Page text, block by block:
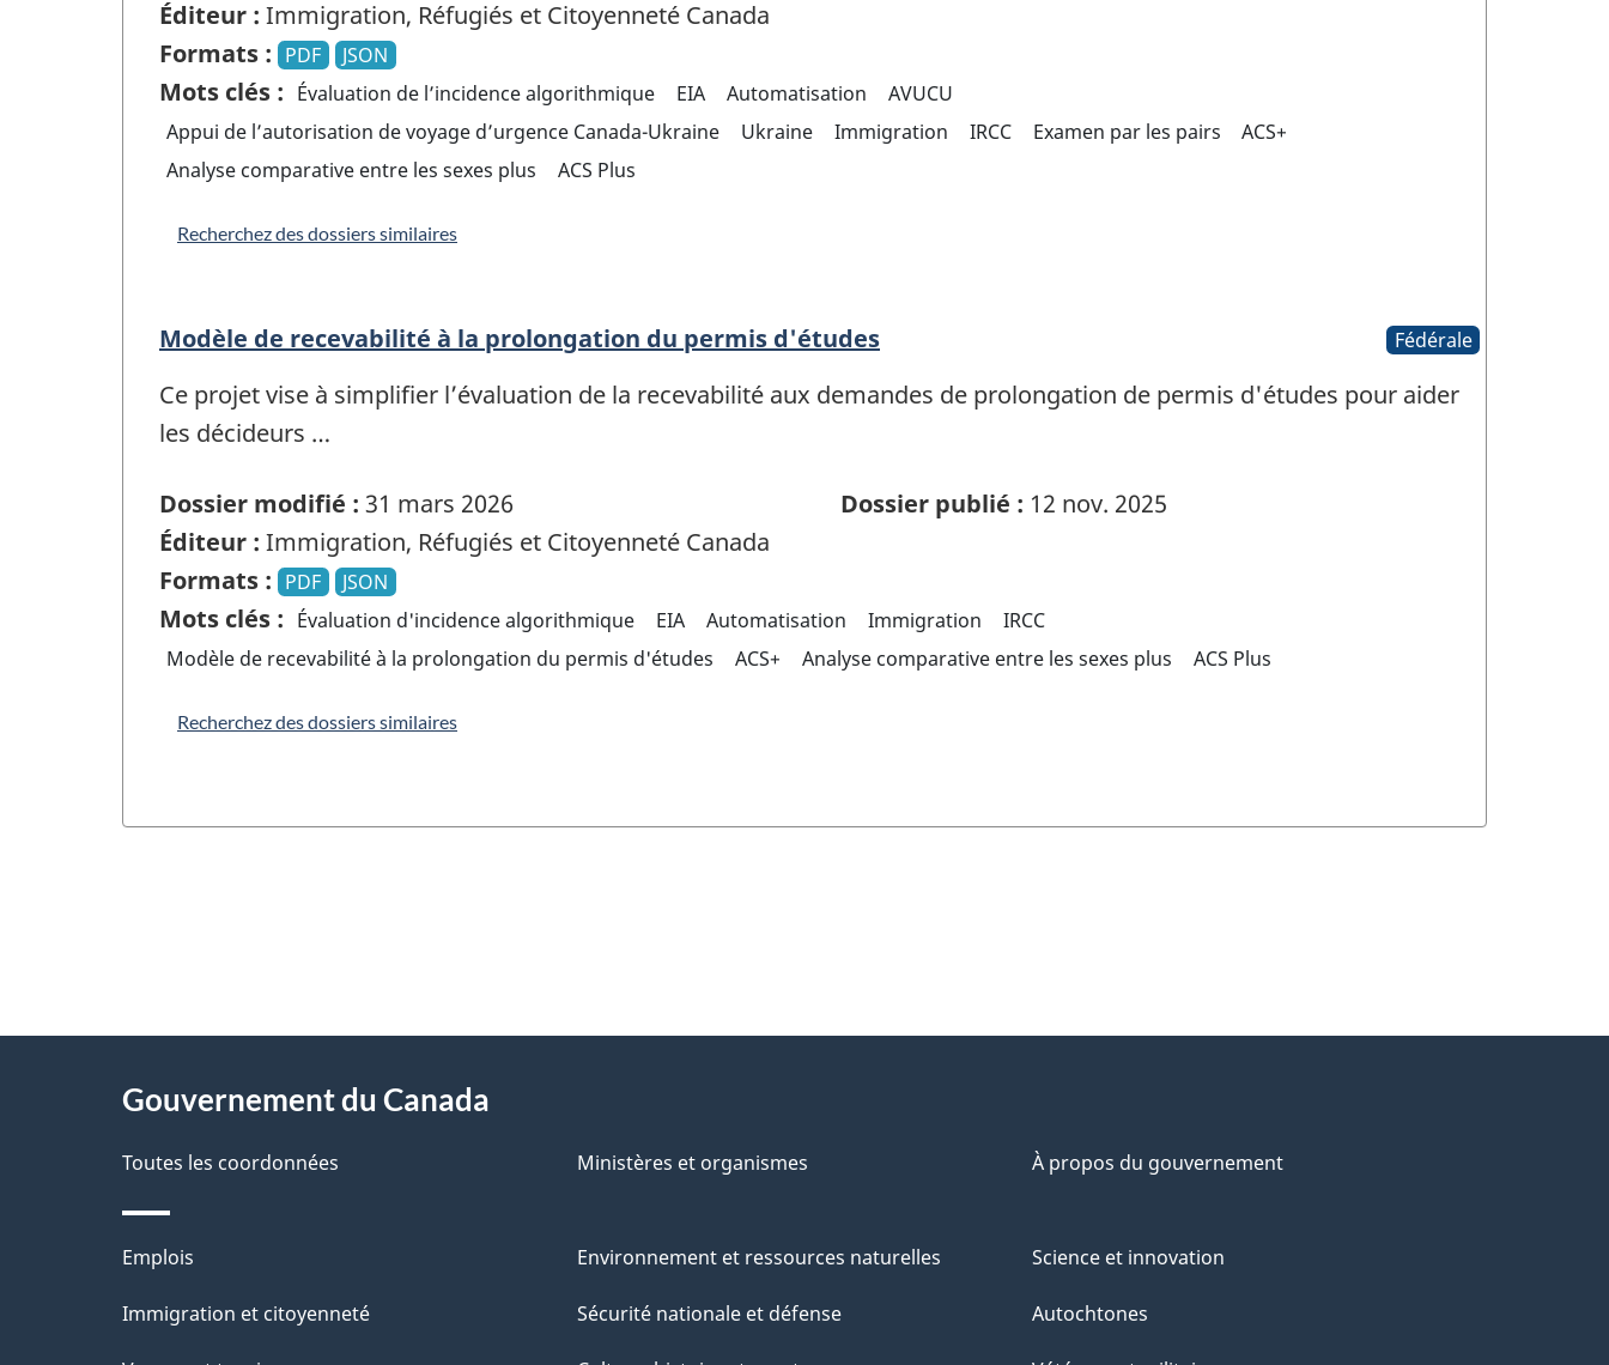
Éditeur : Immigration, Réfugiés et Citoyenneté Canada
Formats : PDF JSON
Mots clés : Évaluation de l’incidence algorithmique EIA Automatisation
AVUCU
Appui de l’autorisation de voyage d’urgence Canada-Ukraine
Ukraine Immigration IRCC Examen par les pairs
ACS+
Analyse comparative entre les sexes plus
ACS Plus
Recherchez des dossiers similaires
Modèle de recevabilité à la prolongation du permis d'études Fédérale
Ce projet vise à simplifier l’évaluation de la recevabilité aux demandes de prolongation de permis d'études pour aider
les décideurs …
Dossier modifié : 31 mars 2026 Dossier publié : 12 nov. 2025
Éditeur : Immigration, Réfugiés et Citoyenneté Canada
Formats : PDF JSON
Mots clés : Évaluation d'incidence algorithmique EIA Automatisation Immigration
IRCC
Modèle de recevabilité à la prolongation du permis d'études
ACS+ Analyse comparative entre les sexes plus ACS Plus
Recherchez des dossiers similaires
D
é
t
a
i
l
d
Gouvernement du Canada
Toutes les coordonnées Ministères et organismes À propos du gouvernement
Thèmes
et
Emplois
Immigration et citoyenneté
Environnement et ressources naturelles
Sécurité nationale et défense
Science et innovation
Autochtones